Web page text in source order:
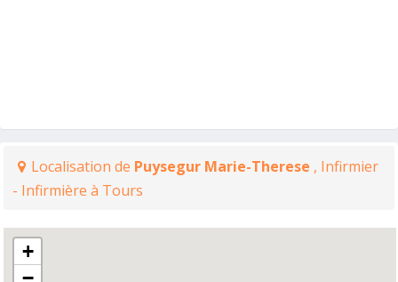
Localisation de Puysegur Marie-Therese , Infirmier
- Infirmière à Tours
+